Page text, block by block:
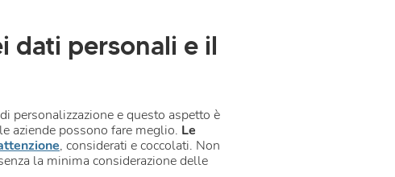
dati personali e il
personalizzazione e questo aspetto è
aziende possono fare meglio. Le
, considerati e coccolati. Non
la minima considerazione delle